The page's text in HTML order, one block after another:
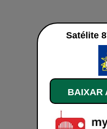
Satélite
BAIXAR